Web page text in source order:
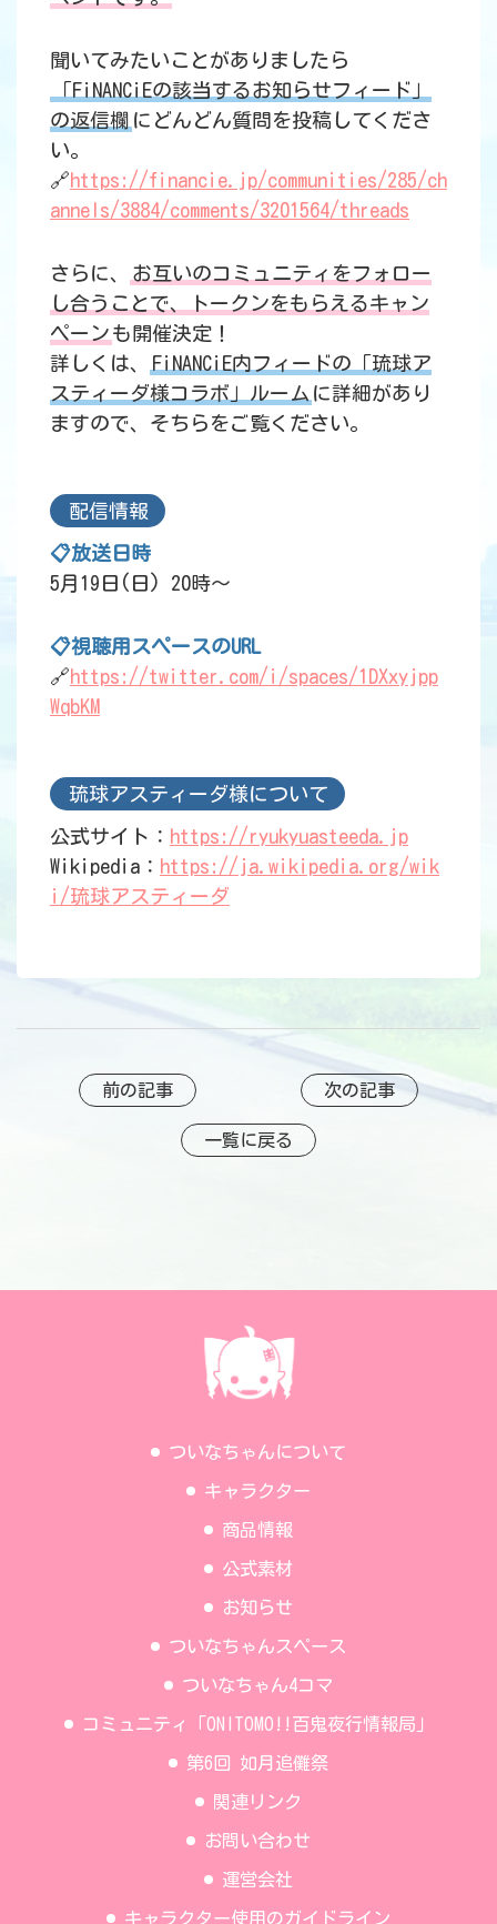
聞いてみたいことがありましたら
「FiNANCiEの該当するお知らせフィード」
の返信欄 にどんどん質問を投稿してくださ
い。
🔗https://financie.jp/communities/285/ch
annels/3884/comments/3201564/threads
さらに、
お互いのコミュニティをフォロー
し合うことで、トークンをもらえるキャン
ペーン も開催決定！
詳しくは、
FiNANCiE内フィードの「琉球ア
スティーダ様コラボ」ルーム に詳細があり
ますので、そちらをご覧ください。
配信情報
📋放送日時
5月19日(日) 20時～
📋視聴用スペースのURL
🔗https://twitter.com/i/spaces/1DXxyjpp
WqbKM
琉球アスティーダ様について
公式サイト： https://ryukyuasteeda.jp
Wikipedia： https://ja.wikipedia.org/wik
i/琉球アスティーダ
前の記事 次の記事
一覧に戻る
ついなちゃんについて
キャラクター
商品情報
公式素材
お知らせ
ついなちゃんスペース
ついなちゃん4コマ
コミュニティ「ONITOMO!!百鬼夜行情報局」
第6回 如月追儺祭
関連リンク
お問い合わせ
運営会社
キャラクター使用のガイドライン